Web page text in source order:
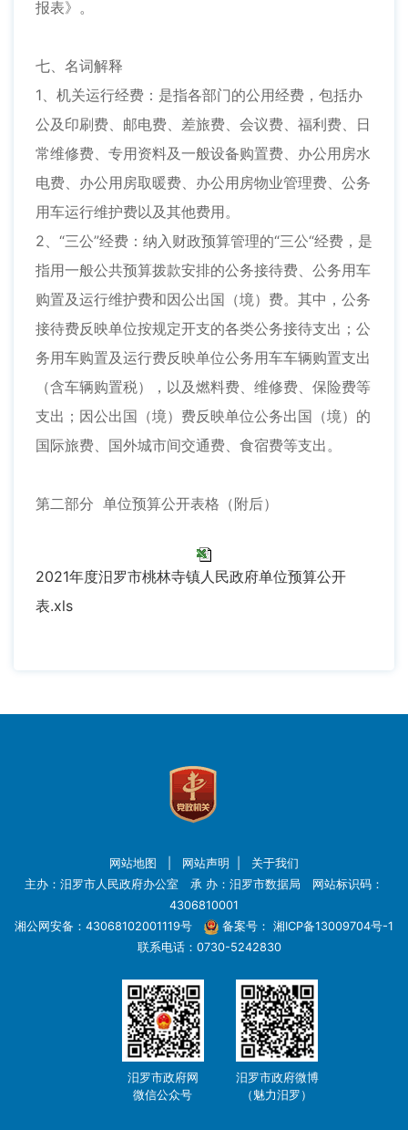
报表》。
七、名词解释
1、机关运行经费：是指各部门的公用经费，包括办
公及印刷费、邮电费、差旅费、会议费、福利费、日
常维修费、专用资料及一般设备购置费、办公用房水
电费、办公用房取暖费、办公用房物业管理费、公务
用车运行维护费以及其他费用。
2、“三公”经费：纳入财政预算管理的“三公“经费，是
指用一般公共预算拨款安排的公务接待费、公务用车
购置及运行维护费和因公出国（境）费。其中，公务
接待费反映单位按规定开支的各类公务接待支出；公
务用车购置及运行费反映单位公务用车车辆购置支出
（含车辆购置税），以及燃料费、维修费、保险费等
支出；因公出国（境）费反映单位公务出国（境）的
国际旅费、国外城市间交通费、食宿费等支出。
第二部分 单位预算公开表格（附后）
2021年度汨罗市桃林寺镇人民政府单位预算公开
表.xls
网站地图 网站声明
关于我们
主办：汨罗市人民政府办公室 承 办：汨罗市数据局 网站标识码：
4306810001
湘公网安备：43068102001119号
备案号： 湘ICP备13009704号-1
联系电话：0730-5242830
汨罗市政府网
微信公众号
汨罗市政府微博
（魅力汨罗）